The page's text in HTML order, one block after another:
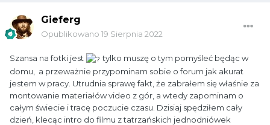
Gieferg
Opublikowano 19 Sierpnia 2022
Szansa na fotki jest
tylko muszę o tym pomyśleć będąc w
domu, a przeważnie przypominam sobie o forum jak akurat
jestem w pracy. Utrudnia sprawę fakt, że zabrałem się właśnie za
montowanie materiałów video z gór, a wtedy zapominam o
całym świecie i tracę poczucie czasu. Dzisiaj spędziłem cały
dzień, klecąc intro do filmu z tatrzańskich jednodniówek